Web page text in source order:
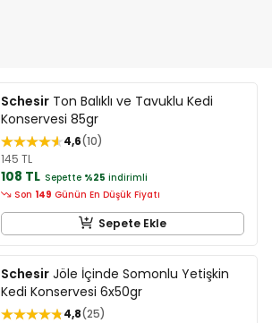
Schesir Ton Balıklı ve Tavuklu Kedi
Konservesi 85gr
4,6 10
145 TL
108 TL Sepette %25 indirimli
Son 149 Günün En Düşük Fiyatı
Sepete Ekle
Schesir Jöle İçinde Somonlu Yetişkin
Kedi Konservesi 6x50gr
4,8 25